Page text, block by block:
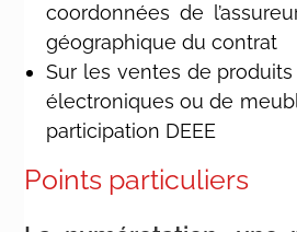
coordonnées de
géographique du contrat
Sur les ventes de produits
électroniques ou de
participation DEEE
Points particuliers